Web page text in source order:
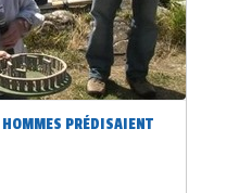
HOMMES PRÉDISAIENT